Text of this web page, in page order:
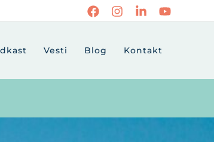
Vesti Blog Kontakt